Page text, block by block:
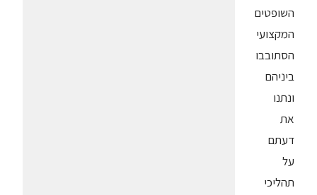
השופטים
המקצועי
הסתובבו
ביניהם
ונתנו
את
דעתם
על
תהליכי